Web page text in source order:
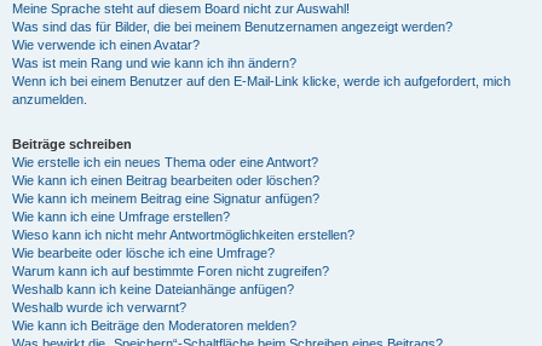
Meine Sprache steht auf diesem Board nicht zur Auswahl!
Was sind das für Bilder, die bei meinem Benutzernamen angezeigt werden?
Wie verwende ich einen Avatar?
Was ist mein Rang und wie kann ich ihn ändern?
Wenn ich bei einem Benutzer auf den E-Mail-Link klicke, werde ich aufgefordert, mich
anzumelden.
Beiträge schreiben
Wie erstelle ich ein neues Thema oder eine Antwort?
Wie kann ich einen Beitrag bearbeiten oder löschen?
Wie kann ich meinem Beitrag eine Signatur anfügen?
Wie kann ich eine Umfrage erstellen?
Wieso kann ich nicht mehr Antwortmöglichkeiten erstellen?
Wie bearbeite oder lösche ich eine Umfrage?
Warum kann ich auf bestimmte Foren nicht zugreifen?
Weshalb kann ich keine Dateianhänge anfügen?
Weshalb wurde ich verwarnt?
Wie kann ich Beiträge den Moderatoren melden?